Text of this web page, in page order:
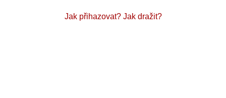
Jak přihazovat? Jak dražit?